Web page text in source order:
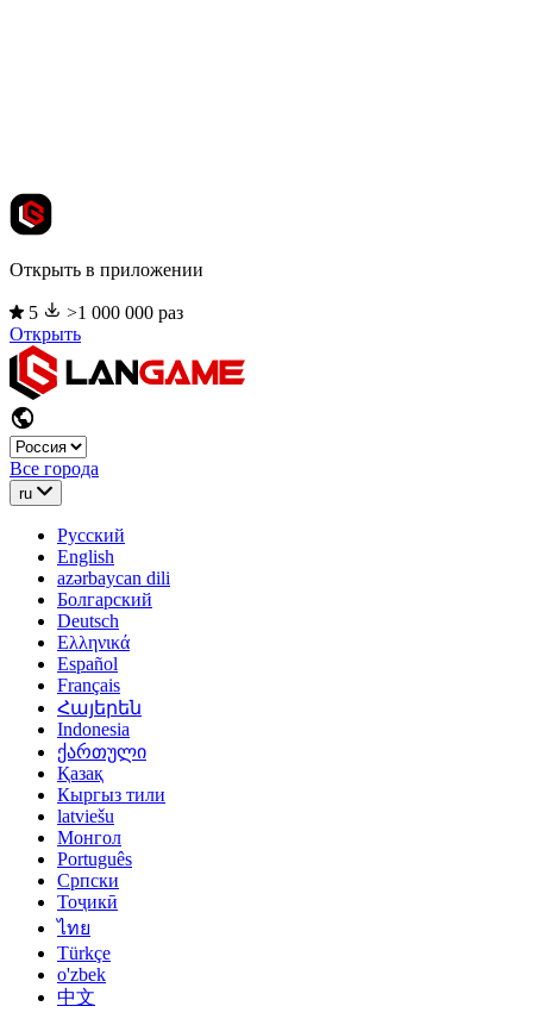
Открыть в приложении
5
>1 000 000 раз
Открыть
Все города
ru
Русский
English
azərbaycan dili
Болгарский
Deutsch
Ελληνικά
Español
Français
Հայերեն
Indonesia
ქართული
Қазақ
Кыргыз тили
latviešu
Монгол
Português
Српски
Тоҷикӣ
ไทย
Türkçe
o'zbek
中文